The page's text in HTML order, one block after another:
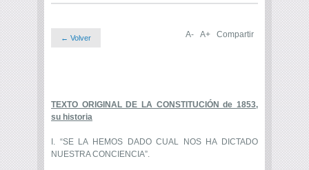
← Volver A- A+ Compartir
TEXTO ORIGINAL DE LA CONSTITUCIÓN de 1853,
su historia
I. “SE LA HEMOS DADO CUAL NOS HA DICTADO
NUESTRA CONCIENCIA”.